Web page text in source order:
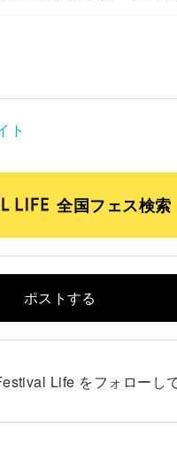
ト
全国フェス検索
ポストする
Life をフォローし